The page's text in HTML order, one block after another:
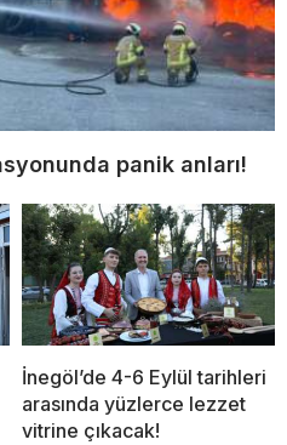
panik anları!
İnegöl’de 4-6 Eylül tarihleri
arasında yüzlerce lezzet
vitrine çıkacak!